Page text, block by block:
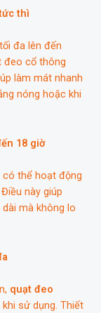
thì
đa lên đến
đeo cổ thông
làm mát nhanh
nóng hoặc khi
18 giờ
có thể hoạt động
này giúp
mà không lo
quạt đeo
sử dụng. Thiết